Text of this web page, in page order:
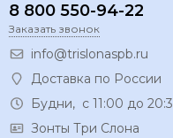
8 800 550-94-22
Заказать звонок
info@trislonaspb.ru
Доставка по России
Будни, с 11:00 до
Зонты Три Слона